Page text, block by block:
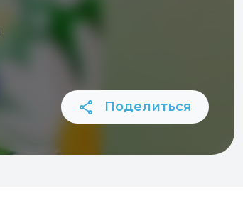
Поделиться